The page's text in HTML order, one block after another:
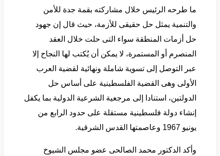
ما طرحه الرئيس خلال مشاركته بقمة جدة للأمن
والتنمية يمثل حل حقيقى للأزمة، حيث قال إن جهود
حل أزمات المنطقة سواء التى حلت خلال العقد
المنصرم أو المستمرة، لا يمكن أن يُكتب لها النجاح إلا
عبر التوصل إلى تسوية شاملة ونهائية لقضية العرب
الأولى وهى القضية الفلسطينية على أساس حل
الدولتين، استنادا إلى مرجعية الشرعية الدولية بما يكفل
إنشاء دولة فلسطينية مستقلة على حدود الرابع من
يونيو 1967 وعاصمتها القدس الشرقية.
وأكد الدكتور محمد الصالحى عضو مجلس الشيوخ